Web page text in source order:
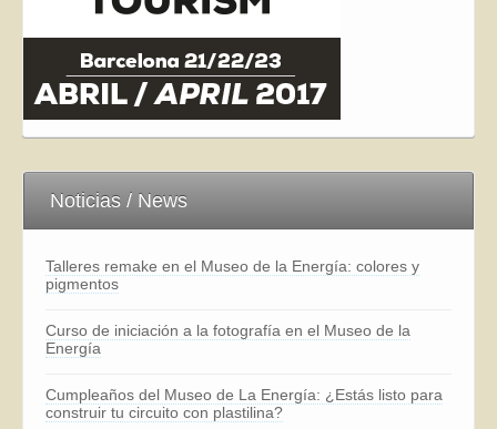
Noticias / News
Talleres remake en el Museo de la Energía: colores y
pigmentos
Curso de iniciación a la fotografía en el Museo de la
Energía
Cumpleaños del Museo de La Energía: ¿Estás listo para
construir tu circuito con plastilina?